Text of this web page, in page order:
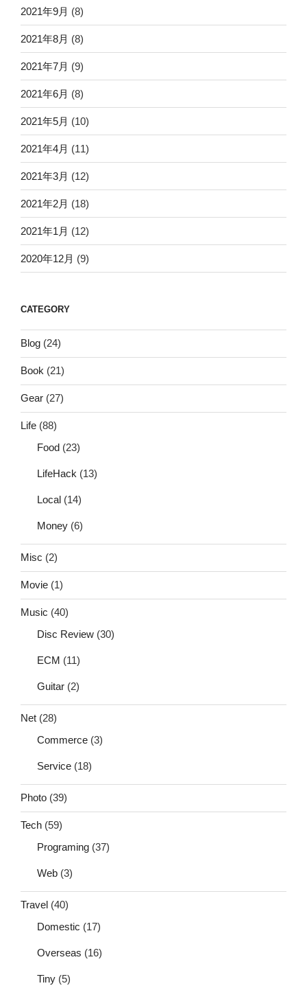
2021年9月 (8)
2021年8月 (8)
2021年7月 (9)
2021年6月 (8)
2021年5月 (10)
2021年4月 (11)
2021年3月 (12)
2021年2月 (18)
2021年1月 (12)
2020年12月 (9)
CATEGORY
Blog (24)
Book (21)
Gear (27)
Life (88)
Food (23)
LifeHack (13)
Local (14)
Money (6)
Misc (2)
Movie (1)
Music (40)
Disc Review (30)
ECM (11)
Guitar (2)
Net (28)
Commerce (3)
Service (18)
Photo (39)
Tech (59)
Programing (37)
Web (3)
Travel (40)
Domestic (17)
Overseas (16)
Tiny (5)